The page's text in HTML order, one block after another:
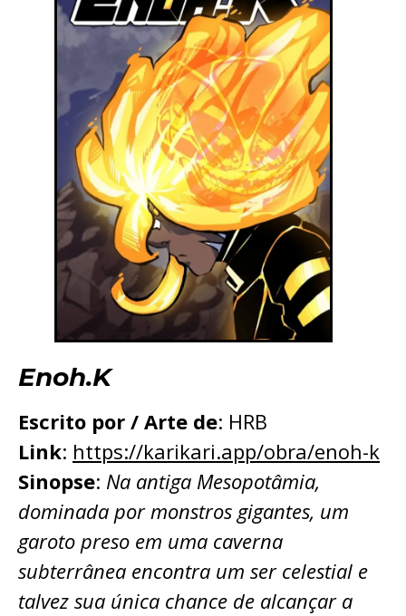
Enoh.K
Escrito por / Arte de: HRB
Link: https://karikari.app/obra/enoh-k
Sinopse: Na antiga Mesopotâmia,
dominada por monstros gigantes, um
garoto preso em uma caverna
subterrânea encontra um ser celestial e
talvez sua única chance de alcançar a